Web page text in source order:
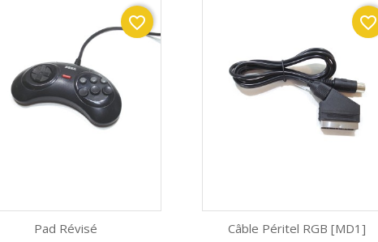
Pad Révisé
favorite_border
Câble Péritel RGB [MD1]
favorite_border